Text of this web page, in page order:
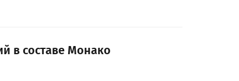
в составе Монако